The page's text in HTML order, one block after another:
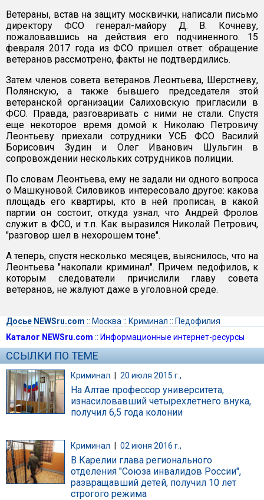
Ветераны, встав на защиту москвички, написали письмо
директору ФСО генерал-майору Д. В. Кочневу,
пожаловавшись на действия его подчиненного. 15
февраля 2017 года из ФСО пришел ответ: обращение
ветеранов рассмотрено, факты не подтвердились.
Затем членов совета ветеранов Леонтьева, Шерстневу,
Полянскую, а также бывшего председателя этой
ветеранской организации Салиховскую пригласили в
ФСО. Правда, разговаривать с ними не стали. Спустя
еще некоторое время домой к Николаю Петровичу
Леонтьеву приехали сотрудники УСБ ФСО Василий
Борисович Зудин и Олег Иванович Шульгин в
сопровождении нескольких сотрудников полиции.
По словам Леонтьева, ему не задали ни одного вопроса
о Машкуновой. Силовиков интересовало другое: какова
площадь его квартиры, кто в ней прописан, в какой
партии он состоит, откуда узнал, что Андрей Фролов
служит в ФСО, и т.п. Как выразился Николай Петрович,
"разговор шел в нехорошем тоне".
А теперь, спустя несколько месяцев, выяснилось, что на
Леонтьева "накопали криминал". Причем педофилов, к
которым следователи причислили главу совета
ветеранов, не жалуют даже в уголовной среде.
Досье NEWSru.com :: Москва :: Криминал :: Педофилия
Каталог NEWSru.com :: Информационные интернет-ресурсы
ССЫЛКИ ПО ТЕМЕ
Криминал | 20 июля 2015 г.,
На Алтае профессор университета,
изнасиловавший четырехлетнего внука,
получил 6,5 года колонии
Криминал 02 июня 2016 г.,
В Карелии глава регионального
отделения "Союза инвалидов России",
развращавший детей, получил 10 лет
строгого режима